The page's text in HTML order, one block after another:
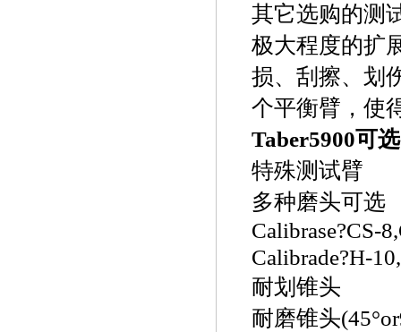
其它选购的测
极大程度的扩
损、刮擦、划
个平衡臂，使
Taber5900可
特殊测试臂
多种磨头可选
Calibrase?CS-
Calibrade?H-
耐划锥头
耐磨锥头